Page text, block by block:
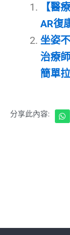
【醫
AR復
坐姿
治療
簡單
分享此內容: